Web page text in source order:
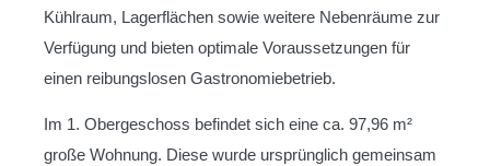
Kühlraum, Lagerflächen sowie weitere Nebenräume zur
Verfügung und bieten optimale Voraussetzungen für
einen reibungslosen Gastronomiebetrieb.
Im 1. Obergeschoss befindet sich eine ca. 97,96 m²
große Wohnung. Diese wurde ursprünglich gemeinsam